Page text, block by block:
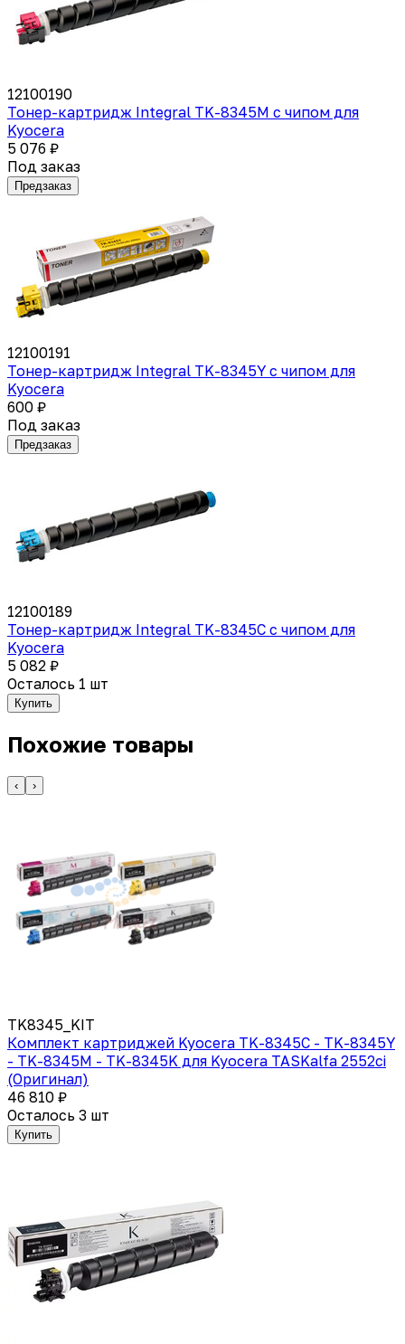
12100190
Тонер-картридж Integral TK-8345M с чипом для
Kyocera
5 076 ₽
Под заказ
Предзаказ
12100191
Тонер-картридж Integral TK-8345Y с чипом для
Kyocera
600 ₽
Под заказ
Предзаказ
12100189
Тонер-картридж Integral TK-8345C с чипом для
Kyocera
5 082 ₽
Осталось 1 шт
Купить
Похожие товары
‹ ›
TK8345_KIT
Комплект картриджей Kyocera TK-8345C - TK-8345Y
- TK-8345M - TK-8345K для Kyocera TASKalfa 2552ci
(Оригинал)
46 810 ₽
Осталось 3 шт
Купить